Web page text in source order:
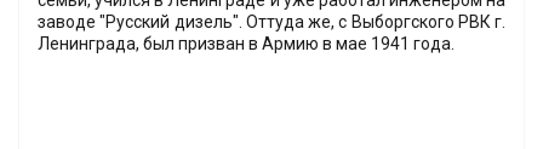
заводе "Русский дизель". Оттуда же, с Выборгского РВК г.
Ленинграда, был призван в Армию в мае 1941 года.